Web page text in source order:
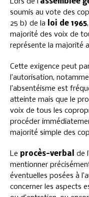
soumis au vote des
25 b) de la
loi de 1965
majorité des voix de
représente la majorité
Cette exigence peut
l’autorisation,
l’absentéisme est
atteinte mais que le
voix de tous les
procéder
majorité simple des
Le procès-verbal de l’
mentionner
éventuelles posées à
concerner les aspects